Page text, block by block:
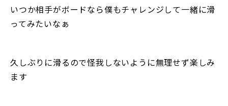
いつか相手がボードなら僕もチャレンジして一緒に滑
ってみたいなぁ
久しぶりに滑るので怪我しないように無理せず楽しみ
ます